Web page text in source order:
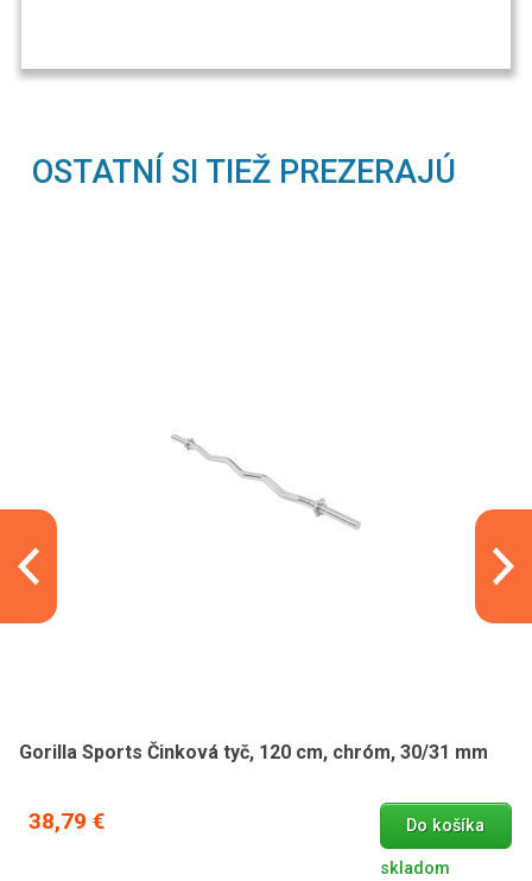
OSTATNÍ SI TIEŽ PREZERAJÚ
Gorilla Sports Činková tyč, 120 cm, chróm, 30/31 mm
38,79 € Do košíka
skladom